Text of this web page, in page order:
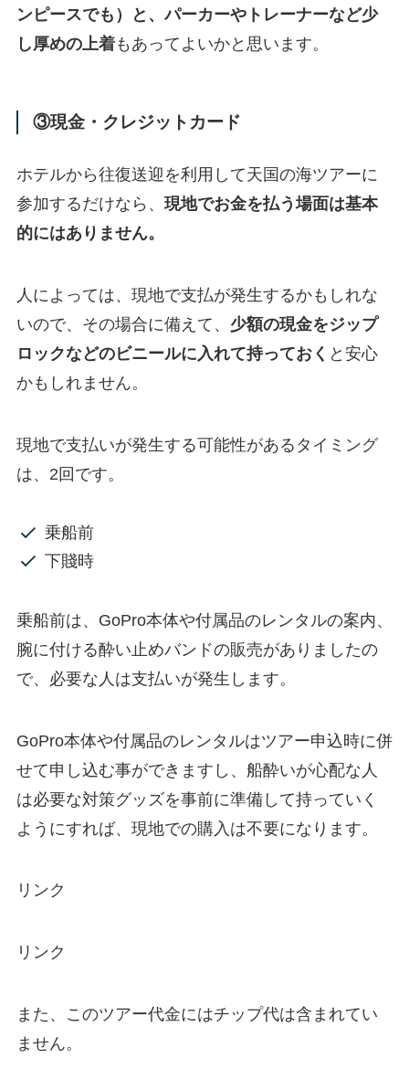
ンピースでも）と、パーカーやトレーナーなど少
し厚めの上着もあってよいかと思います。
③現金・クレジットカード
ホテルから往復送迎を利用して天国の海ツアーに
参加するだけなら、 現地でお金を払う場面は基本
的にはありません。
人によっては、現地で支払が発生するかもしれな
いので、その場合に備えて、 少額の現金をジップ
ロックなどのビニールに入れて持っておく と安心
かもしれません。
現地で支払いが発生する可能性があるタイミング
は、2回です。
乗船前
下賤時
乗船前は、GoPro本体や付属品のレンタルの案内、
腕に付ける酔い止めバンドの販売がありましたの
で、必要な人は支払いが発生します。
GoPro本体や付属品のレンタルはツアー申込時に併
せて申し込む事ができますし、船酔いが心配な人
は必要な対策グッズを事前に準備して持っていく
ようにすれば、現地での購入は不要になります。
リンク
リンク
また、このツアー代金にはチップ代は含まれてい
ません。